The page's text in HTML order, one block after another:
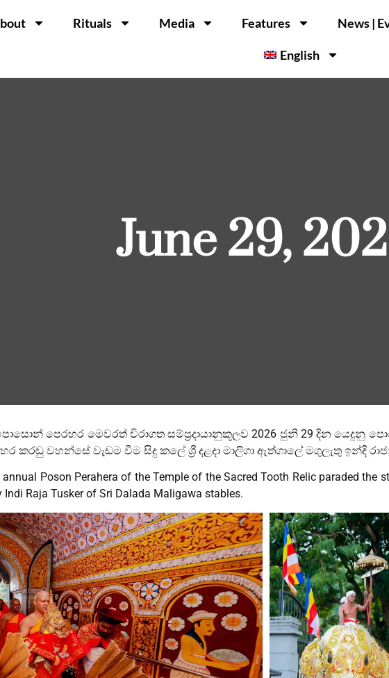
Rituals Media Features News |
English
June 29,
පොසොන් පෙරහර මෙවරත් චිරාගත සම්ප්‍රදායානුකූලව 2026 ජුනි 29 දින
කරඬු වහන්සේ වැඩම වීම සිදු කලේ ශ්‍රී දළදා මාලිගා ඇත්ගාලේ මගුලැතු ඉන්දි
Poson Perahera of the Temple of the Sacred Tooth Relic paraded the
Indi Raja Tusker of Sri Dalada Maligawa stables.